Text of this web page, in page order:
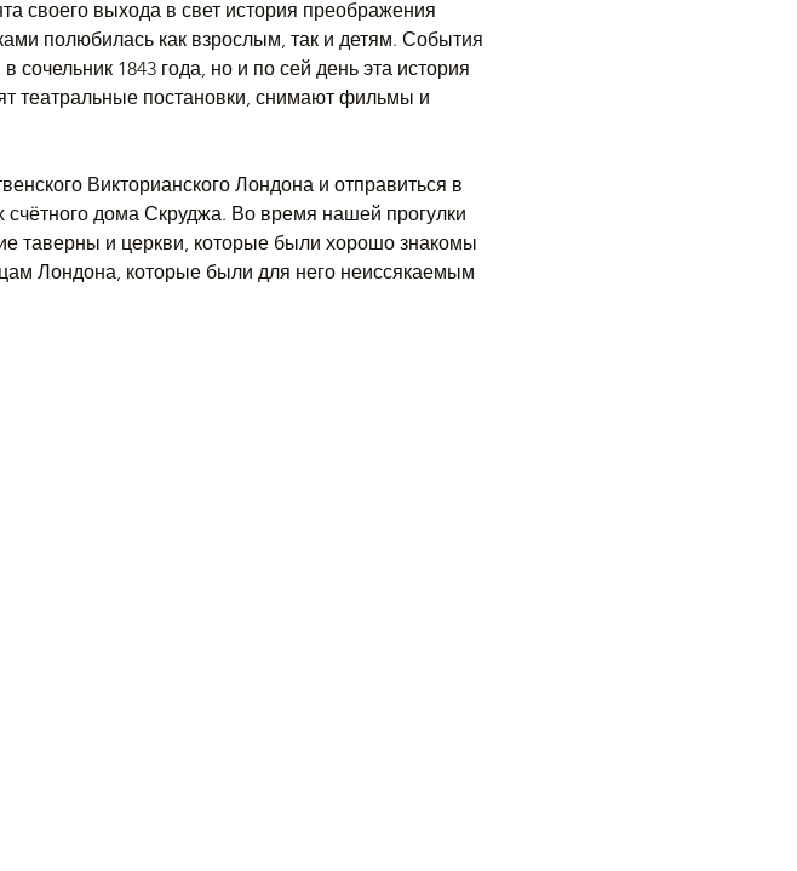
своего выхода в свет история преображения
полюбилась как взрослым, так и детям. События
1843 года, но и по сей день эта история
театральные постановки, снимают фильмы и
Викторианского Лондона и отправиться в
счётного дома Скруджа. Во время нашей прогулки
таверны и церкви, которые были хорошо знакомы
Лондона, которые были для него неиссякаемым